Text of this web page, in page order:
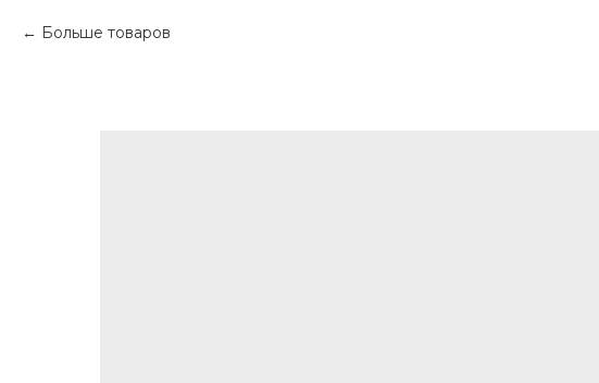
Больше товаров